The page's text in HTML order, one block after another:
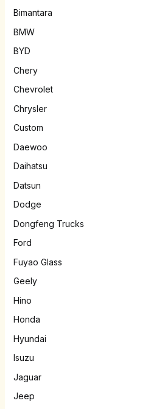
Bimantara
BMW
BYD
Chery
Chevrolet
Chrysler
Custom
Daewoo
Daihatsu
Datsun
Dodge
Dongfeng Trucks
Ford
Fuyao Glass
Geely
Hino
Honda
Hyundai
Isuzu
Jaguar
Jeep